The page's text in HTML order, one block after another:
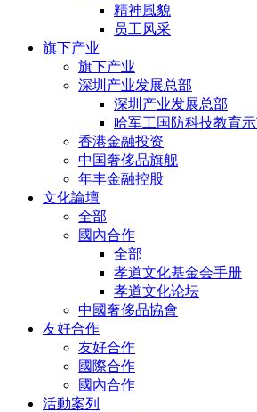
精神風貌
员工风采
旗下产业
旗下产业
深圳产业发展总部
深圳产业发展总部
哈军工国防科技教育
香港金融投资
中国奢侈品旗舰
年丰金融控股
文化論壇
全部
國內合作
全部
孝道文化基金会手册
孝道文化论坛
中國奢侈品協會
友好合作
友好合作
國際合作
國內合作
活動案列